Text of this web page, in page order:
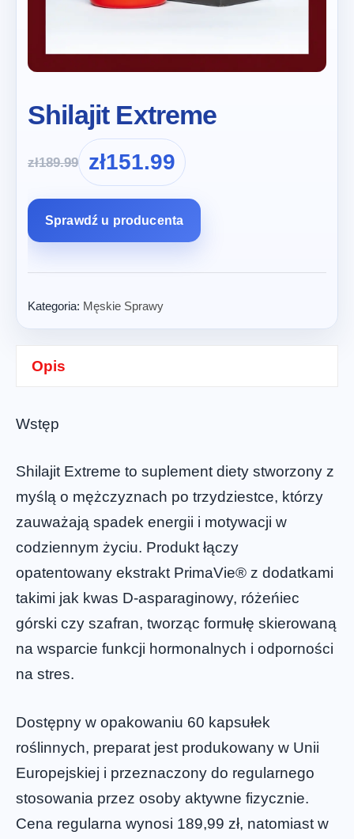
Shilajit Extreme
zł189.99 zł151.99
Sprawdź u producenta
Kategoria: Męskie Sprawy
Opis
Wstęp
Shilajit Extreme to suplement diety stworzony z
myślą o mężczyznach po trzydziestce, którzy
zauważają spadek energii i motywacji w
codziennym życiu. Produkt łączy
opatentowany ekstrakt PrimaVie® z dodatkami
takimi jak kwas D-asparaginowy, różeńiec
górski czy szafran, tworząc formułę skierowaną
na wsparcie funkcji hormonalnych i odporności
na stres.
Dostępny w opakowaniu 60 kapsułek
roślinnych, preparat jest produkowany w Unii
Europejskiej i przeznaczony do regularnego
stosowania przez osoby aktywne fizycznie.
Cena regularna wynosi 189,99 zł, natomiast w